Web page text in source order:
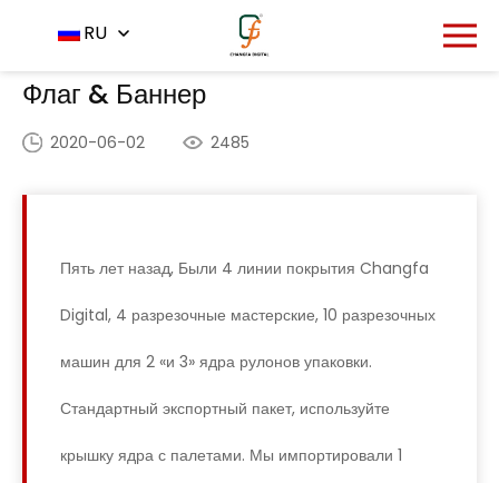
RU
Главная - Приложение - Флаг & Баннер
Флаг & Баннер
2020-06-02 2485
Пять лет назад, Были 4 линии покрытия Changfa
Digital, 4 разрезочные мастерские, 10 разрезочных
машин для 2 «и 3» ядра рулонов упаковки.
Стандартный экспортный пакет, используйте
крышку ядра с палетами. Мы импортировали 1